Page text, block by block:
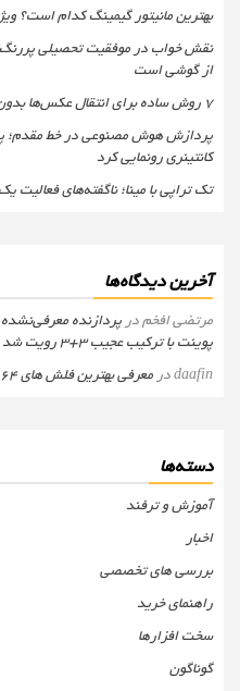
بهترین مانیتور گیمینگ کدام است؟ ویژگی‌های
نقش خواب در موفقیت تحصیلی
از گوشی است
۷ روش ساده برای انتقال عکس‌ها بدون افت کیفیت
پردازش هوش مصنوعی در خط مقدم؛
کانتینری رونمایی کرد
تک تراپی با مینا؛ ناگفته‌های
آخرین دیدگاه‌ها
مرتضی افخمدر
پوینت با ترکیب عجیب 3+3 رویت شد
daafinدر معرفی بهترین فلش های 64 گیگابایت با سرعت بالا
دسته‌ها
آموزش و ترفند
اخبار
بررسی های تخصصی
راهنمای خرید
سخت افزارها
گوناگون